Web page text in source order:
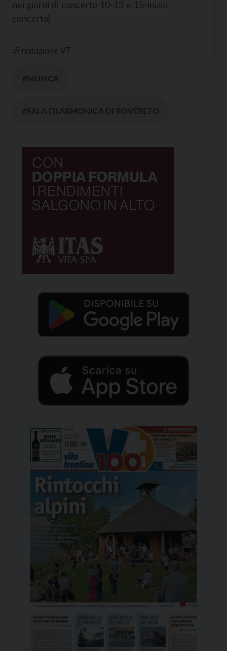
nei giorni di concerto 10-13 e 15-inizio
concerto)
di redazione VT
#MUSICA
#SALA FILARMONICA DI ROVERETO